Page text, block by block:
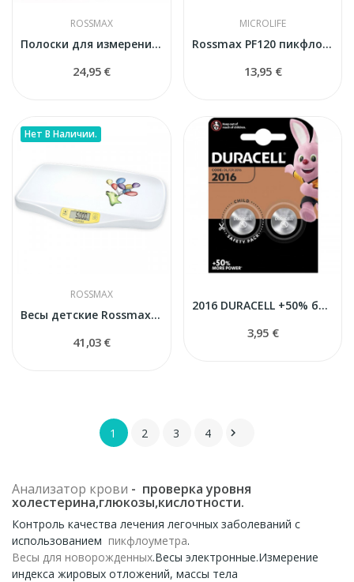
ROSSMAX
Полоски для измерения кислотности крови
24,95 €
MICROLIFE
Rossmax PF120 пикфлоуметр для взролых
13,95 €
Нет В Наличии.
ROSSMAX
Весы детские Rossmax WE300
41,03 €
2016 DURACELL +50% батарейки
3,95 €
1 2 3 4 
Анализатор крови - проверка уровня
холестерина,глюкозы,кислотности.
Контроль качества лечения легочных заболеваний с
использованием пикфлоуметра.
Весы для новорожденных.Весы электронные.Измерение
индекса жировых отложений, массы тела